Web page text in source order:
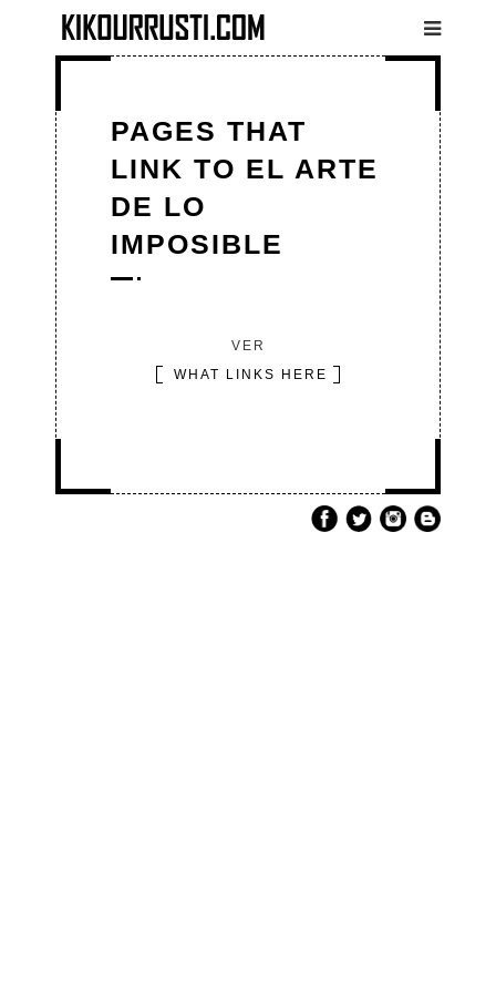
Pasar al contenido principal
PAGES THAT
LINK TO EL ARTE
DE LO
IMPOSIBLE
SOLAPAS
PRINCIPALES
VER
WHAT LINKS HERE
ACTIVA)